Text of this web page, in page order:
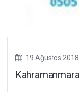
19 Ağustos 2018